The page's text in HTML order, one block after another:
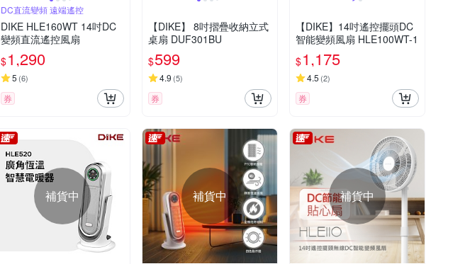
DC直流變頻 遠端遙控
DIKE HLE160WT 14吋DC
變頻直流遙控風扇
$1,290
5 (6)
券
【DIKE】 8吋摺疊收納立式
桌扇 DUF301BU
$599
4.9 (5)
券
【DIKE】14吋遙控擺頭DC
智能變頻風扇 HLE100WT-1
$1,175
4.5 (2)
券
補貨中 補貨中 補貨中